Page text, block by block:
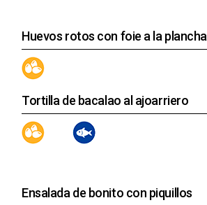
Huevos rotos con foie a la plancha
Tortilla de bacalao al ajoarriero
Ensalada de bonito con piquillos